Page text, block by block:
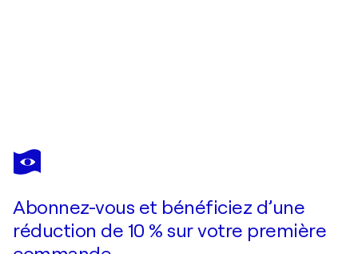
BRAM VAN VELDE
Abonnez-vous et bénéficiez d’une
réduction de 10 % sur votre première